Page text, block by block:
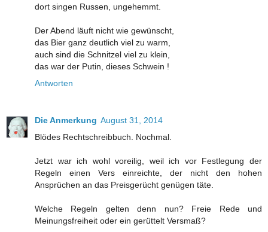
dort singen Russen, ungehemmt.
Der Abend läuft nicht wie gewünscht,
das Bier ganz deutlich viel zu warm,
auch sind die Schnitzel viel zu klein,
das war der Putin, dieses Schwein !
Antworten
Die Anmerkung August 31, 2014
Blödes Rechtschreibbuch. Nochmal.
Jetzt war ich wohl voreilig, weil ich vor Festlegung der
Regeln einen Vers einreichte, der nicht den hohen
Ansprüchen an das Preisgerücht genügen täte.
Welche Regeln gelten denn nun? Freie Rede und
Meinungsfreiheit oder ein gerüttelt Versmaß?